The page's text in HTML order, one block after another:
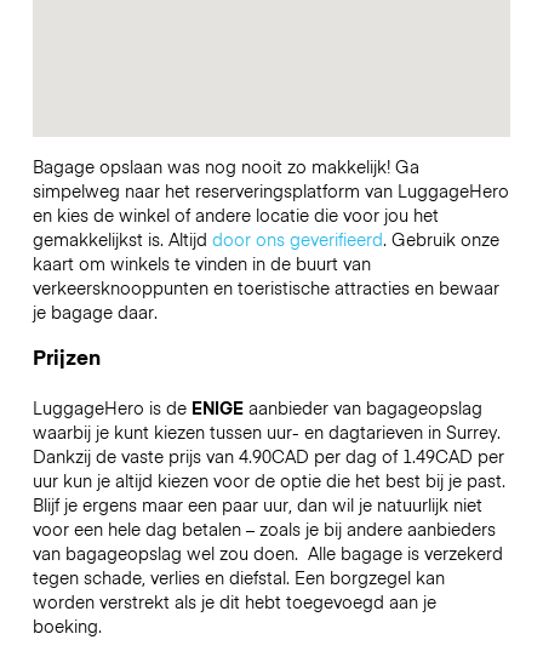
Bagage opslaan was nog nooit zo makkelijk! Ga
simpelweg naar het reserveringsplatform van LuggageHero
en kies de winkel of andere locatie die voor jou het
gemakkelijkst is. Altijd door ons geverifieerd. Gebruik onze
kaart om winkels te vinden in de buurt van
verkeersknooppunten en toeristische attracties en bewaar
je bagage daar.
Prijzen
LuggageHero is de ENIGEaanbieder van bagageopslag
waarbij je kunt kiezen tussen uur- en dagtarieven in Surrey.
Dankzij de vaste prijs van 4.90CAD per dag of 1.49CAD per
uur kun je altijd kiezen voor de optie die het best bij je past.
Blijf je ergens maar een paar uur, dan wil je natuurlijk niet
voor een hele dag betalen – zoals je bij andere aanbieders
van bagageopslag wel zou doen. Alle bagage is verzekerd
tegen schade, verlies en diefstal. Een borgzegel kan
worden verstrekt als je dit hebt toegevoegd aan je
boeking.